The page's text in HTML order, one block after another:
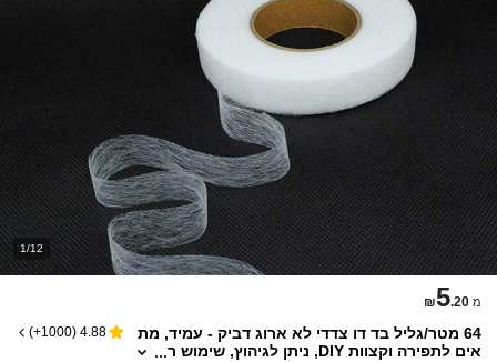
1/12
מ ₪5.20
64 מטר/גליל בד דו צדדי לא ארוג דביק - עמיד, מת
אים לתפירה וקצוות DIY, ניתן לגיהוץ, שימוש ר
4.88
(
1000+
)